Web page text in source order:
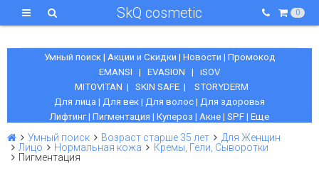
SkQ cosmetic 0
Умный поиск| Акции и Скидки | Новости | Промокод
EMANSI | EVASION | iSOV
MITOVITAN | SKIN SAFE | STORYDERM
Для лица | Для век | Для волос | Для здоровья
Лифтинг| Пигментация | Купероз | Акне | SPF | Еще
Умный поиск Возраст старше 35 лет
Для Женщин
Лицо
Нормальная кожа
Кремы, Гели, Сыворотки
Пигментация